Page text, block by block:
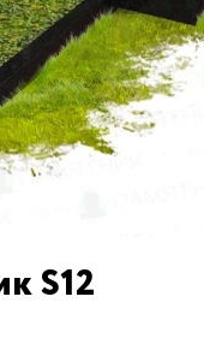
S12